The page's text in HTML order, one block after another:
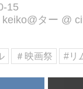
15
ター @
＃映画祭 #リ